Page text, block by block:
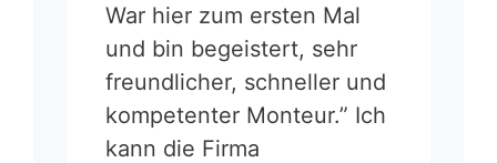
War hier zum ersten Mal
und bin begeistert, sehr
freundlicher, schneller und
kompetenter Monteur.” Ich
kann die Firma